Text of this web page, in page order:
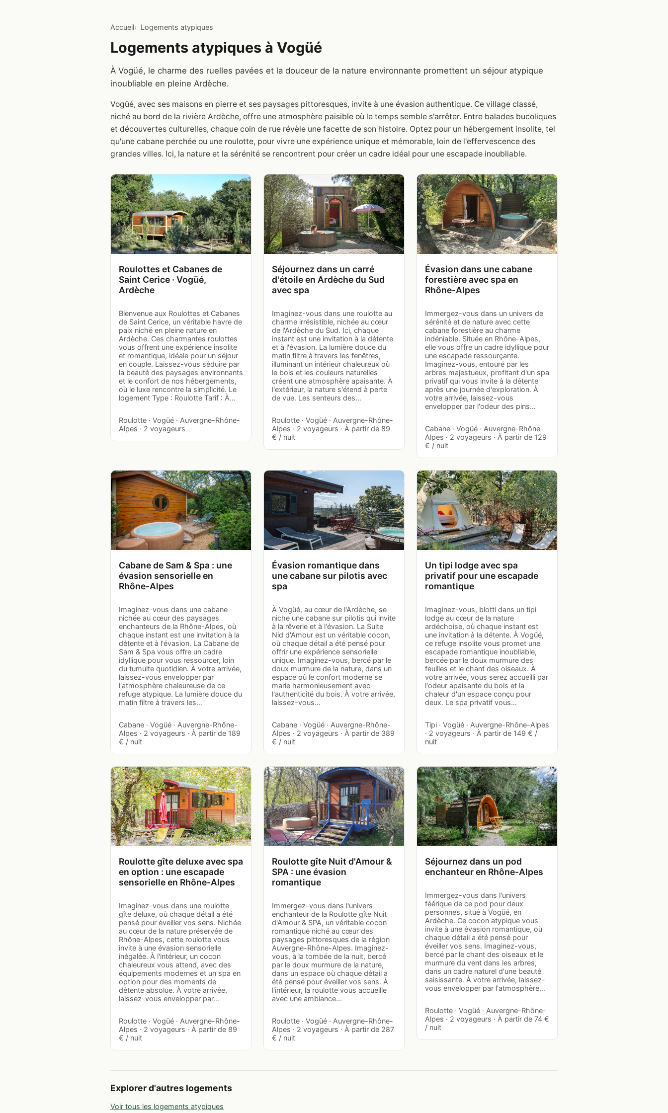
Accueil Logements atypiques
Logements atypiques à Vogüé
À Vogüé, le charme des ruelles pavées et la douceur de la nature environnante promettent un séjour atypique
inoubliable en pleine Ardèche.
Vogüé, avec ses maisons en pierre et ses paysages pittoresques, invite à une évasion authentique. Ce village classé,
niché au bord de la rivière Ardèche, offre une atmosphère paisible où le temps semble s'arrêter. Entre balades bucoliques
et découvertes culturelles, chaque coin de rue révèle une facette de son histoire. Optez pour un hébergement insolite, tel
qu'une cabane perchée ou une roulotte, pour vivre une expérience unique et mémorable, loin de l'effervescence des
grandes villes. Ici, la nature et la sérénité se rencontrent pour créer un cadre idéal pour une escapade inoubliable.
Roulottes et Cabanes de
Saint Cerice · Vogüé,
Ardèche
Bienvenue aux Roulottes et Cabanes
de Saint Cerice, un véritable havre de
paix niché en pleine nature en
Ardèche. Ces charmantes roulottes
vous offrent une expérience insolite
et romantique, idéale pour un séjour
en couple. Laissez-vous séduire par
la beauté des paysages environnants
et le confort de nos hébergements,
où le luxe rencontre la simplicité. Le
logement Type : Roulotte Tarif : À…
Roulotte · Vogüé · Auvergne-Rhône-
Alpes · 2 voyageurs
Séjournez dans un carré
d'étoile en Ardèche du Sud
avec spa
Imaginez-vous dans une roulotte au
charme irrésistible, nichée au cœur
de l'Ardèche du Sud. Ici, chaque
instant est une invitation à la détente
et à l'évasion. La lumière douce du
matin filtre à travers les fenêtres,
illuminant un intérieur chaleureux où
le bois et les couleurs naturelles
créent une atmosphère apaisante. À
l'extérieur, la nature s'étend à perte
de vue. Les senteurs des…
Roulotte · Vogüé · Auvergne-Rhône-
Alpes · 2 voyageurs · À partir de 89
€ / nuit
Évasion dans une cabane
forestière avec spa en
Rhône-Alpes
Immergez-vous dans un univers de
sérénité et de nature avec cette
cabane forestière au charme
indéniable. Située en Rhône-Alpes,
elle vous offre un cadre idyllique pour
une escapade ressourçante.
Imaginez-vous, entouré par les
arbres majestueux, profitant d'un spa
privatif qui vous invite à la détente
après une journée d'exploration. À
votre arrivée, laissez-vous
envelopper par l'odeur des pins…
Cabane · Vogüé · Auvergne-Rhône-
Alpes · 2 voyageurs · À partir de 129
€ / nuit
Cabane de Sam & Spa : une
évasion sensorielle en
Rhône-Alpes
Imaginez-vous dans une cabane
nichée au cœur des paysages
enchanteurs de la Rhône-Alpes, où
chaque instant est une invitation à la
détente et à l'évasion. La Cabane de
Sam & Spa vous offre un cadre
idyllique pour vous ressourcer, loin
du tumulte quotidien. À votre arrivée,
laissez-vous envelopper par
l'atmosphère chaleureuse de ce
refuge atypique. La lumière douce du
matin filtre à travers les…
Cabane · Vogüé · Auvergne-Rhône-
Alpes · 2 voyageurs · À partir de 189
€ / nuit
Évasion romantique dans
une cabane sur pilotis avec
spa
À Vogüé, au cœur de l'Ardèche, se
niche une cabane sur pilotis qui invite
à la rêverie et à l'évasion. La Suite
Nid d'Amour est un véritable cocon,
où chaque détail a été pensé pour
offrir une expérience sensorielle
unique. Imaginez-vous, bercé par le
doux murmure de la nature, dans un
espace où le confort moderne se
marie harmonieusement avec
l'authenticité du bois. À votre arrivée,
laissez-vous…
Cabane · Vogüé · Auvergne-Rhône-
Alpes · 2 voyageurs · À partir de 389
€ / nuit
Un tipi lodge avec spa
privatif pour une escapade
romantique
Imaginez-vous, blotti dans un tipi
lodge au cœur de la nature
ardéchoise, où chaque instant est
une invitation à la détente. À Vogüé,
ce refuge insolite vous promet une
escapade romantique inoubliable,
bercée par le doux murmure des
feuilles et le chant des oiseaux. À
votre arrivée, vous serez accueilli par
l'odeur apaisante du bois et la
chaleur d'un espace conçu pour
deux. Le spa privatif vous…
Tipi · Vogüé · Auvergne-Rhône-Alpes
· 2 voyageurs · À partir de 149 € /
nuit
Roulotte gîte deluxe avec spa
en option : une escapade
sensorielle en Rhône-Alpes
Imaginez-vous dans une roulotte
gîte deluxe, où chaque détail a été
pensé pour éveiller vos sens. Nichée
au cœur de la nature préservée de
Rhône-Alpes, cette roulotte vous
invite à une évasion sensorielle
inégalée. À l'intérieur, un cocon
chaleureux vous attend, avec des
équipements modernes et un spa en
option pour des moments de
détente absolue. À votre arrivée,
laissez-vous envelopper par…
Roulotte · Vogüé · Auvergne-Rhône-
Alpes · 2 voyageurs · À partir de 89
€ / nuit
Roulotte gîte Nuit d'Amour &
SPA : une évasion
romantique
Immergez-vous dans l'univers
enchanteur de la Roulotte gîte Nuit
d'Amour & SPA, un véritable cocon
romantique niché au cœur des
paysages pittoresques de la région
Auvergne-Rhône-Alpes. Imaginez-
vous, à la tombée de la nuit, bercé
par le doux murmure de la nature,
dans un espace où chaque détail a
été pensé pour éveiller vos sens. À
l'intérieur, la roulotte vous accueille
avec une ambiance…
Roulotte · Vogüé · Auvergne-Rhône-
Alpes · 2 voyageurs · À partir de 287
€ / nuit
Séjournez dans un pod
enchanteur en Rhône-Alpes
Immergez-vous dans l'univers
féérique de ce pod pour deux
personnes, situé à Vogüé, en
Ardèche. Ce cocon atypique vous
invite à une évasion romantique, où
chaque détail a été pensé pour
éveiller vos sens. Imaginez-vous,
bercé par le chant des oiseaux et le
murmure du vent dans les arbres,
dans un cadre naturel d'une beauté
saisissante. À votre arrivée, laissez-
vous envelopper par l'atmosphère…
Roulotte · Vogüé · Auvergne-Rhône-
Alpes · 2 voyageurs · À partir de 74 €
/ nuit
Explorer d'autres logements
Voir tous les logements atypiques